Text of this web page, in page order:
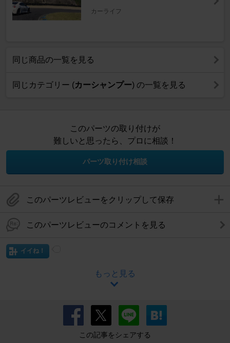
カーライフ
同じ商品の一覧を見る
同じカテゴリー (カーシャンプー) の一覧を見る
このパーツの取り付けが
難しいと思ったら、プロに相談！
パーツ取り付け相談
このパーツレビューをクリップして保存
このパーツレビューのコメントを見る
イイね！
もっと見る
この記事をシェアする